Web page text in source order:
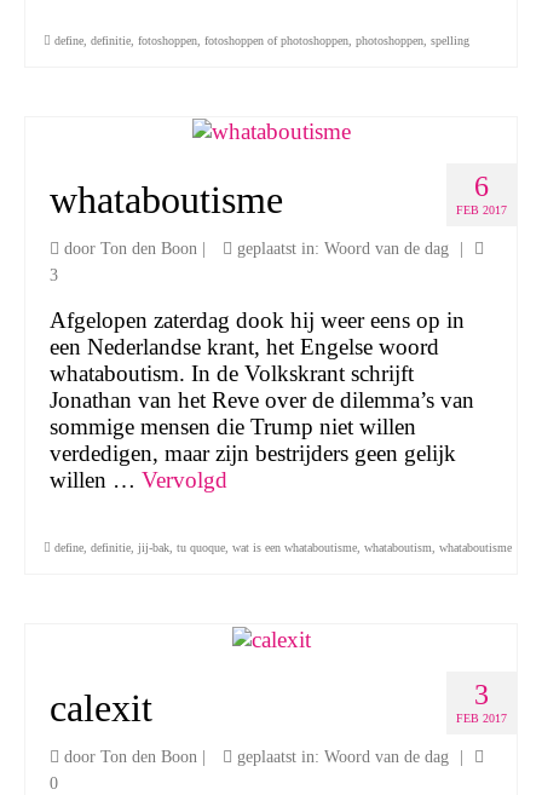
define definitie fotoshoppen fotoshoppen of photoshoppen photoshoppen spelling
6
FEB 2017
whataboutisme
door Ton den Boon geplaatst in: Woord van de dag
3
Afgelopen zaterdag dook hij weer eens op in
een Nederlandse krant, het Engelse woord
whataboutism. In de Volkskrant schrijft
Jonathan van het Reve over de dilemma’s van
sommige mensen die Trump niet willen
verdedigen, maar zijn bestrijders geen gelijk
willen … Vervolgd
define, definitie, jij-bak, tu quoque, wat is een whataboutisme, whataboutism, whataboutisme
3
FEB 2017
calexit
door Ton den Boon geplaatst in: Woord van de dag
0